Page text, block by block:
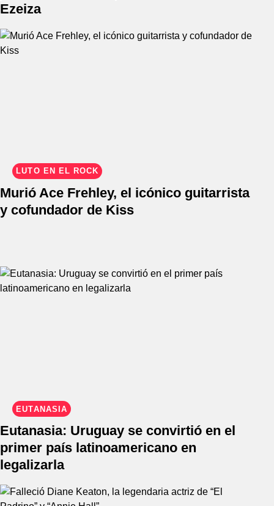
Ezeiza
LUTO EN EL ROCK
Murió Ace Frehley, el icónico guitarrista
y cofundador de Kiss
EUTANASIA
Eutanasia: Uruguay se convirtió en el
primer país latinoamericano en
legalizarla